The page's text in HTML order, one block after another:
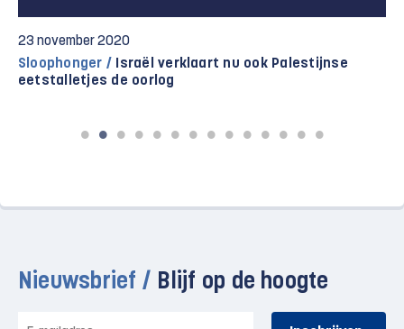
23 november 2020
Sloophonger / Israël verklaart nu ook Palestijnse
eetstalletjes de oorlog
Nieuwsbrief / Blijf op de hoogte